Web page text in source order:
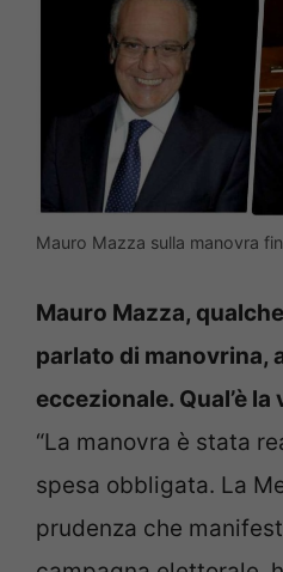
Mauro Mazza sulla manovra
Mauro Mazza,
parlato di manovrina,
eccezionale. Qual’è la
“La manovra è stata
spesa obbligata. La
prudenza che